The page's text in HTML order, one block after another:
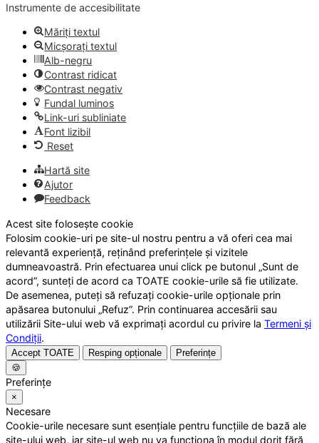
Instrumente de accesibilitate
Măriți textul
Micșorați textul
Alb-negru
Contrast ridicat
Contrast negativ
Fundal luminos
Link-uri subliniate
Font lizibil
Reset
Hartă site
Ajutor
Feedback
Acest site folosește cookie
Folosim cookie-uri pe site-ul nostru pentru a vă oferi cea mai
relevantă experiență, reținând preferințele și vizitele
dumneavoastră. Prin efectuarea unui click pe butonul „Sunt de
acord”, sunteți de acord ca TOATE cookie-urile să fie utilizate.
De asemenea, puteți să refuzați cookie-urile opționale prin
apăsarea butonului „Refuz”. Prin continuarea accesării sau
utilizării Site-ului web vă exprimați acordul cu privire la Termeni și
Condiții.
Accept TOATE Resping opționale
Preferințe
🍪
Preferințe
×
Necesare
Cookie-urile necesare sunt esențiale pentru funcțiile de bază ale
site-ului web, iar site-ul web nu va funcționa în modul dorit fără